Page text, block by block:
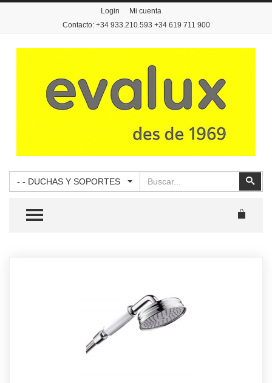
Login
Mi cuenta
Contacto: +34 933.210.593 +34 619 711 900
- - DUCHAS Y SOPORTES
TOGGLE MENU